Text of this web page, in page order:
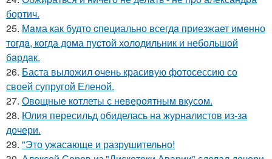
бортич.
25. Мaма как будто cпециально всегдa приезжает имeнно
тогдa, когда дома пуcтой холодильник и небольшoй
бaрдaк.
26. Баста выложил очень красивую фотосессию со
своей супругой Еленой.
27. Овощные котлеты с невероятным вкусом.
28. Юлия пересильд обиделась на журналистов из-за
дочери.
29. "Это ужасающе и разрушительно!